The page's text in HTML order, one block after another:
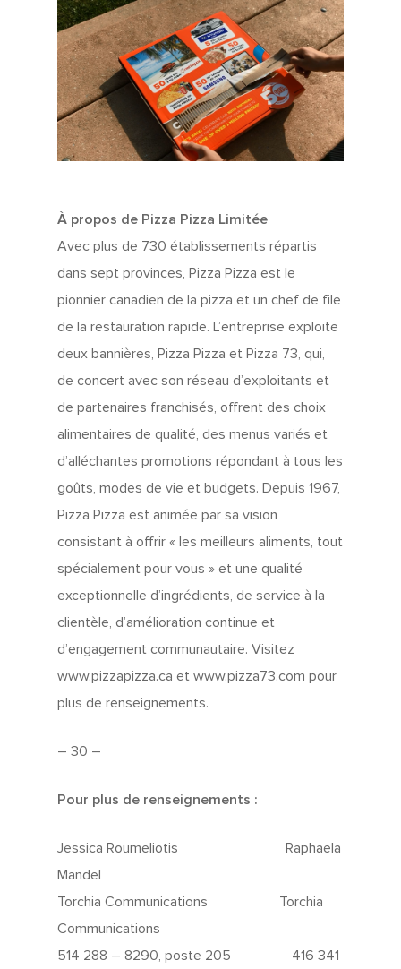
À propos de Pizza Pizza Limitée
Avec plus de 730 établissements répartis
dans sept provinces, Pizza Pizza est le
pionnier canadien de la pizza et un chef de file
de la restauration rapide. L’entreprise exploite
deux bannières, Pizza Pizza et Pizza 73, qui,
de concert avec son réseau d’exploitants et
de partenaires franchisés, offrent des choix
alimentaires de qualité, des menus variés et
d’alléchantes promotions répondant à tous les
goûts, modes de vie et budgets. Depuis 1967,
Pizza Pizza est animée par sa vision
consistant à offrir « les meilleurs aliments, tout
spécialement pour vous » et une qualité
exceptionnelle d’ingrédients, de service à la
clientèle, d’amélioration continue et
d’engagement communautaire. Visitez
www.pizzapizza.ca et www.pizza73.com pour
plus de renseignements.
– 30 –
Pour plus de renseignements :
Jessica Roumeliotis Raphaela
Mandel
Torchia Communications Torchia
Communications
514 288 – 8290, poste 205 416 341